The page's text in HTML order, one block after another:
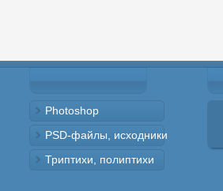
Photoshop
PSD-файлы, исходники
Триптихи, полиптихи